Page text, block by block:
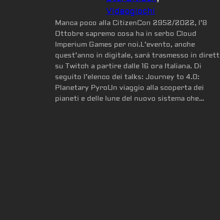
Videogiochi
Manca poco alla CitizenCon 2952/2022, l’8
Ottobre sapremo cosa ha in serbo Cloud
Imperium Games per noi.L’evento, anche
quest’anno in digitale, sará trasmesso in
su Twitch a partire dalle 16 ora Italiana. Di
seguito l’elenco dei talks: Journey to 4.0:
Planetary PyroUn viaggio alla scoperta dei
pianeti e delle lune del nuovo sistema che…